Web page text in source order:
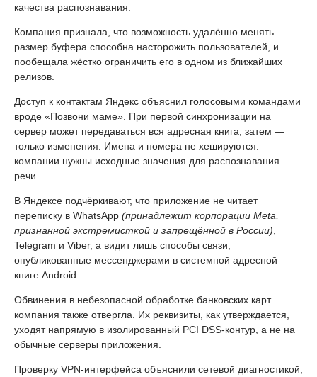
качества распознавания.
Компания признала, что возможность удалённо менять
размер буфера способна насторожить пользователей, и
пообещала жёстко ограничить его в одном из ближайших
релизов.
Доступ к контактам Яндекс объяснил голосовыми командами
вроде «Позвони маме». При первой синхронизации на
сервер может передаваться вся адресная книга, затем —
только изменения. Имена и номера не хешируются:
компании нужны исходные значения для распознавания
речи.
В Яндексе подчёркивают, что приложение не читает
переписку в WhatsApp (принадлежит корпорации Meta,
признанной экстремисткой и запрещённой в России)
Telegram и Viber, а видит лишь способы связи,
опубликованные мессенджерами в системной адресной
книге Android.
Обвинения в небезопасной обработке банковских карт
компания также отвергла. Их реквизиты, как утверждается,
уходят напрямую в изолированный PCI DSS-контур, а не на
обычные серверы приложения.
Проверку VPN-интерфейса объяснили сетевой диагностикой,